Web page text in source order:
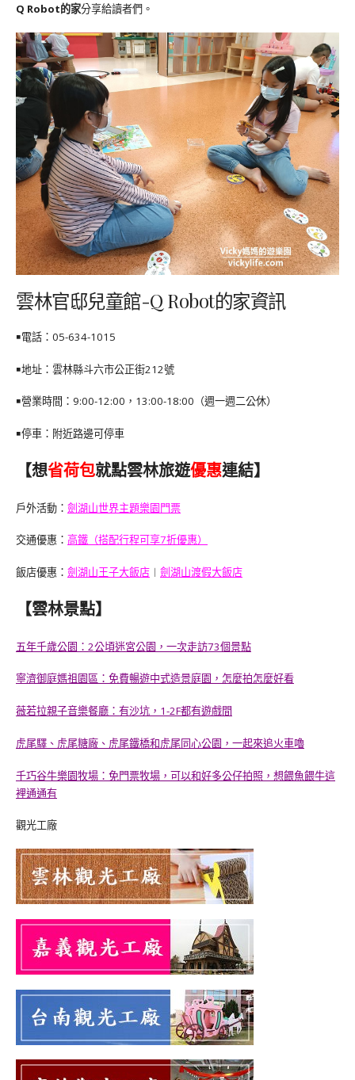
Q Robot的家分享給讀者們。
雲林官邸兒童館-Q Robot的家資訊
￭電話：05-634-1015
￭地址：雲林縣斗六市公正街212號
￭營業時間：9:00-12:00，13:00-18:00（週一週二公休）
￭停車：附近路邊可停車
【想省荷包就點雲林旅遊優惠連結】
戶外活動： 劍湖山世界主題樂園門票
交通優惠： 高鐵（搭配行程可享7折優惠）
飯店優惠： 劍湖山王子大飯店 ︱ 劍湖山渡假大飯店
【雲林景點】
五年千歲公園：2公頃迷宮公園，一次走訪73個景點
寧濟御庭媽祖園區：免費暢遊中式造景庭園，怎麼拍怎麼好看
薇若拉親子音樂餐廳：有沙坑，1-2F都有遊戲間
虎尾驛、虎尾糖廠、虎尾鐵橋和虎尾同心公園，一起來追火車嚕
千巧谷牛樂園牧場：免門票牧場，可以和好多公仔拍照，想餵魚餵牛這
裡通通有
觀光工廠